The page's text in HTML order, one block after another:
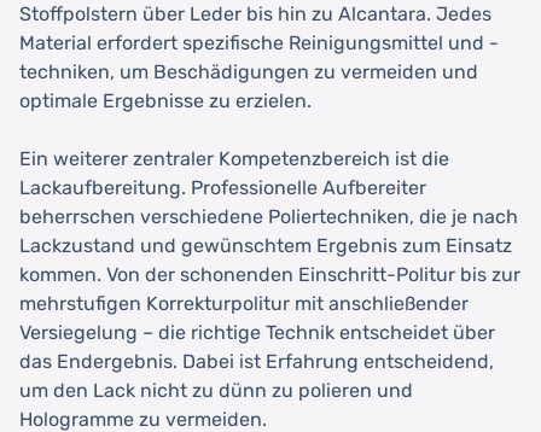
Stoffpolstern über Leder bis hin zu Alcantara. Jedes
Material erfordert spezifische Reinigungsmittel und -
techniken, um Beschädigungen zu vermeiden und
optimale Ergebnisse zu erzielen.
Ein weiterer zentraler Kompetenzbereich ist die
Lackaufbereitung. Professionelle Aufbereiter
beherrschen verschiedene Poliertechniken, die je nach
Lackzustand und gewünschtem Ergebnis zum Einsatz
kommen. Von der schonenden Einschritt-Politur bis zur
mehrstufigen Korrekturpolitur mit anschließender
Versiegelung – die richtige Technik entscheidet über
das Endergebnis. Dabei ist Erfahrung entscheidend,
um den Lack nicht zu dünn zu polieren und
Hologramme zu vermeiden.